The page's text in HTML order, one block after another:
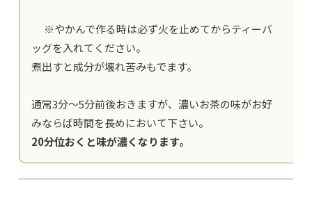
※やかんで作る時は必ず火を止めてからティーバ
ッグを入れてください。
煮出すと成分が壊れ苦みもでます。
通常3分～5分前後おきますが、濃いお茶の味がお好
みならば時間を長めにおいて下さい。
20分位おくと味が濃くなります。